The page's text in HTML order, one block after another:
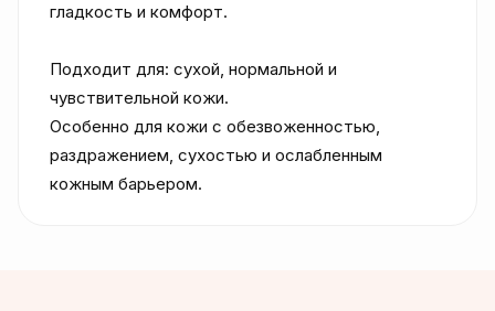
гладкость и комфорт.
Подходит для: сухой, нормальной и
чувствительной кожи.
Особенно для кожи с обезвоженностью,
раздражением, сухостью и ослабленным
кожным барьером.